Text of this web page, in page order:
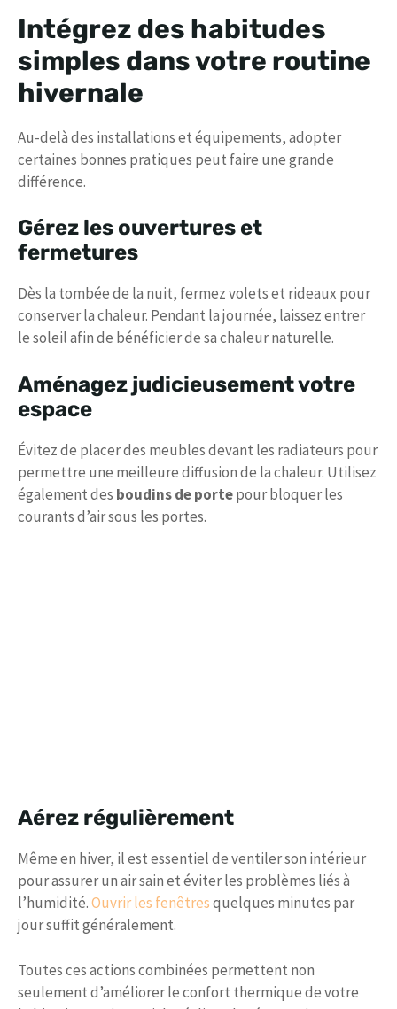
Intégrez des habitudes
simples dans votre routine
hivernale
Au-delà des installations et équipements, adopter
certaines bonnes pratiques peut faire une grande
différence.
Gérez les ouvertures et
fermetures
Dès la tombée de la nuit, fermez volets et rideaux pour
conserver la chaleur. Pendant la journée, laissez entrer
le soleil afin de bénéficier de sa chaleur naturelle.
Aménagez judicieusement votre
espace
Évitez de placer des meubles devant les radiateurs pour
permettre une meilleure diffusion de la chaleur. Utilisez
également des boudins de portepour bloquer les
courants d’air sous les portes.
Aérez régulièrement
Même en hiver, il est essentiel de ventiler son intérieur
pour assurer un air sain et éviter les problèmes liés à
l’humidité.Ouvrir les fenêtresquelques minutes par
jour suffit généralement.
Toutes ces actions combinées permettent non
seulement d’améliorer le confort thermique de votre